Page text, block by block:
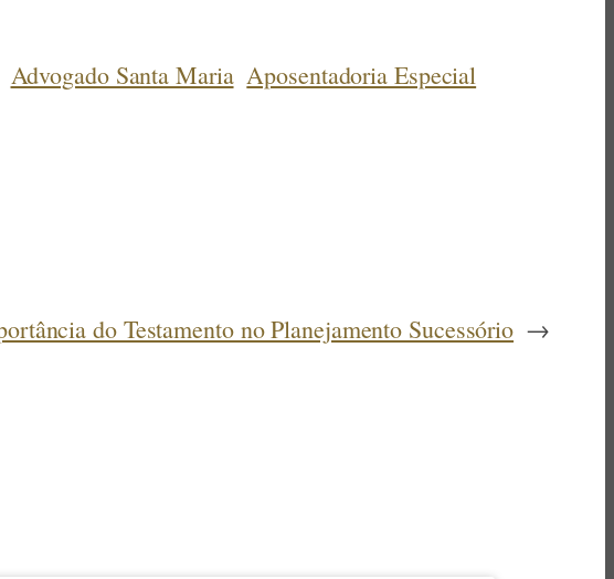
Advogado Santa Maria Aposentadoria Especial
do Testamento no Planejamento Sucessório →